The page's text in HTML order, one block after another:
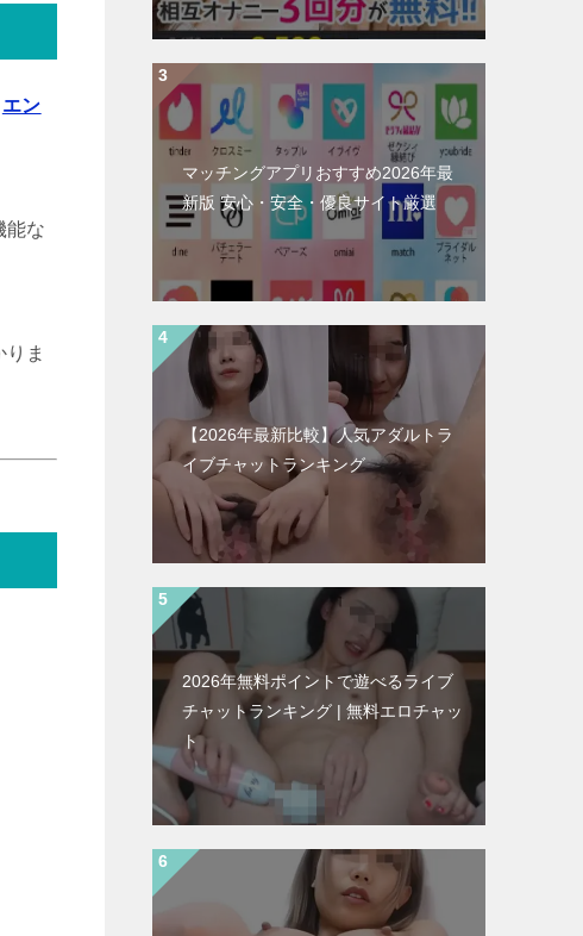
エン
能な
ま
マッチングアプリおすすめ2026年最
新版 安心・安全・優良サイト厳選
【2026年最新比較】人気アダルトラ
イブチャットランキング
2026年無料ポイントで遊べるライブ
チャットランキング | 無料エロチャッ
ト